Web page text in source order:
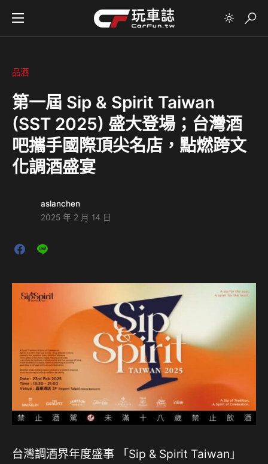
品酒
第一屆 Sip & Spirit Taiwan
(SST 2025) 盛大登場；台灣酒
吧攜手國際頂尖名店，點燃跨文
化調酒盛宴
aslanchen
2025 年 2 月 14 日
台灣調酒界年度盛事 「Sip & Spirit Taiwan」